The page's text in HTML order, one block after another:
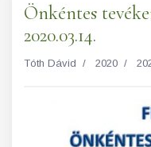
Önkéntes
2020.03.14.
Tóth Dávid 2020